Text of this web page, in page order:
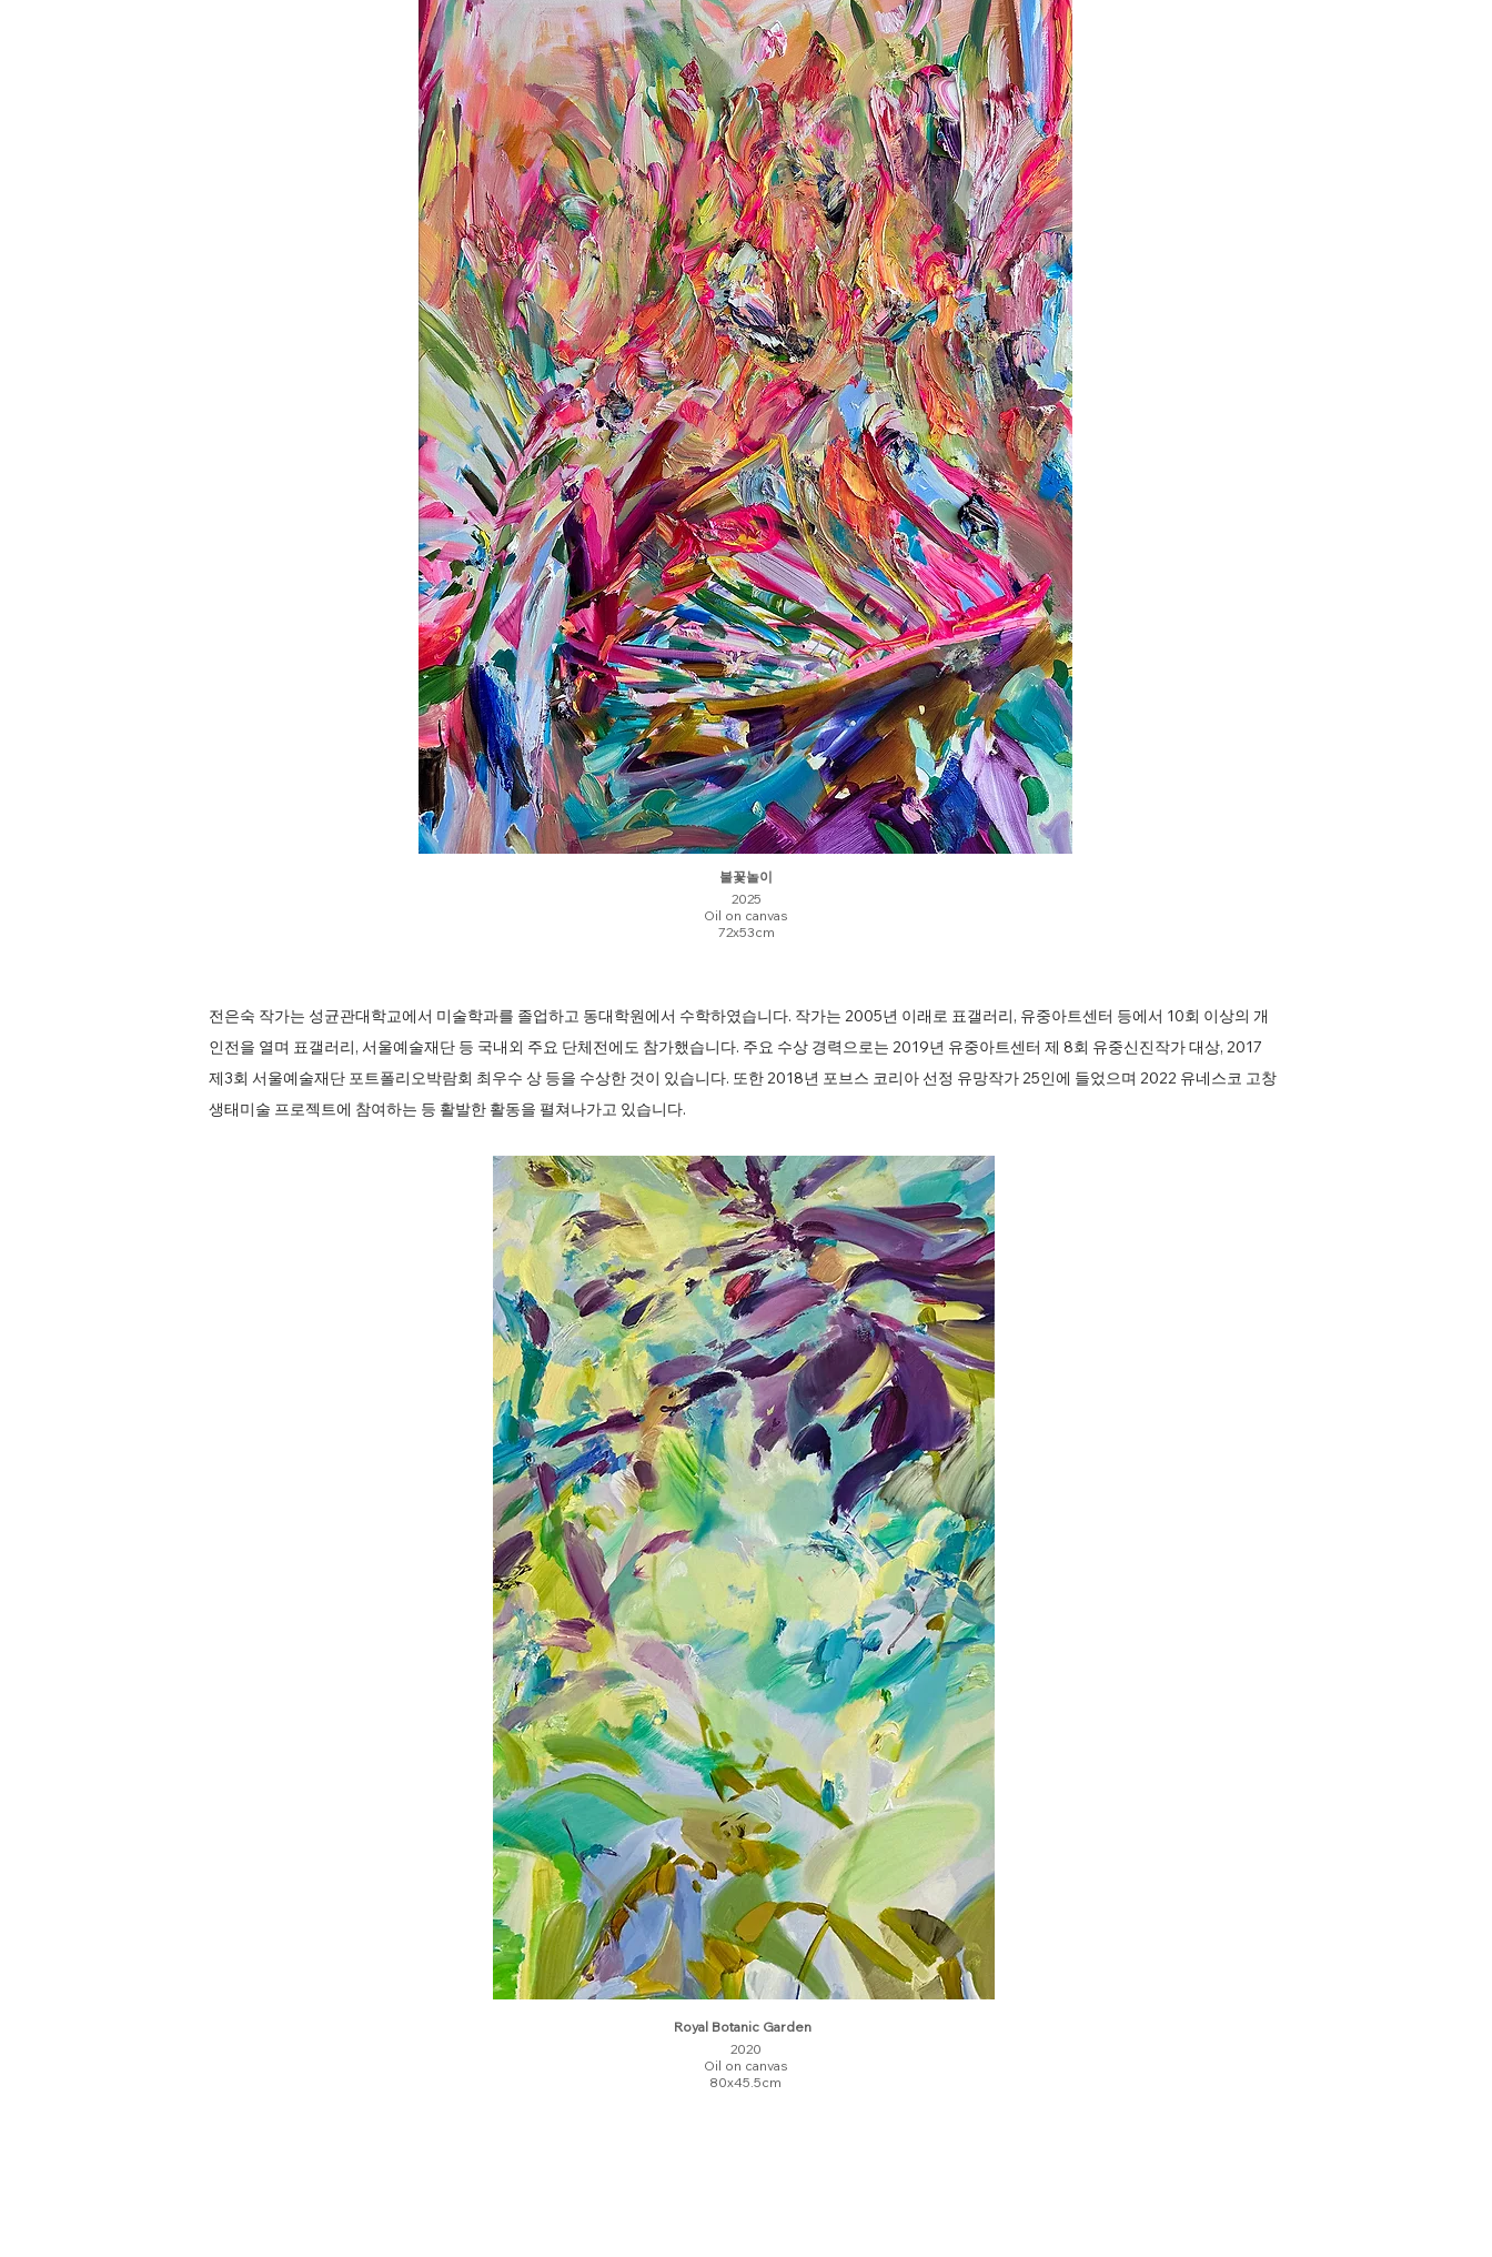
불꽃놀이
2025
Oil on canvas
72x53cm
전은숙 작가는 성균관대학교에서 미술학과를 졸업하고 동대학원에서 수학하였습니다. 작가는 2005년 이래로 표갤러리, 유중아트센터 등에서 10회 이상의 개
인전을 열며 표갤러리, 서울예술재단 등 국내외 주요 단체전에도 참가했습니다. 주요 수상 경력으로는 2019년 유중아트센터 제 8회 유중신진작가 대상, 2017
제3회 서울예술재단 포트폴리오박람회 최우수 상 등을 수상한 것이 있습니다. 또한 2018년 포브스 코리아 선정 유망작가 25인에 들었으며 2022 유네스코 고창
생태미술 프로젝트에 참여하는 등 활발한 활동을 펼쳐나가고 있습니다.
Royal Botanic Garden
2020
Oil on canvas
80x45.5cm